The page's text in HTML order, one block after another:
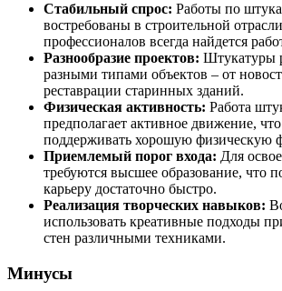
Стабильный спрос: Работы по
востребованы в строительной
профессионалов всегда найдется
Разнообразие проектов: Штукатуры
разными типами объектов – от
реставрации старинных зданий.
Физическая активность: Работа
предполагает активное движение,
поддерживать хорошую физическую
Приемлемый порог входа: Для
требуются высшее образование, что
карьеру достаточно быстро.
Реализация творческих навыков:
использовать креативные подходы
стен различными техниками.
Минусы